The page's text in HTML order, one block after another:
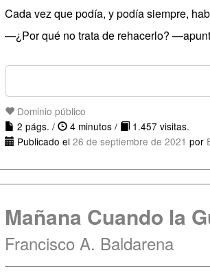
Cada vez que podía, y podía siempre,
—¿Por qué no trata de rehacerlo?
Dominio público
2 págs. /
4 minutos /
1.457 visitas.
Publicado el 26 de septiembre de 2021 por
Mañana Cuando la
Francisco A. Baldarena